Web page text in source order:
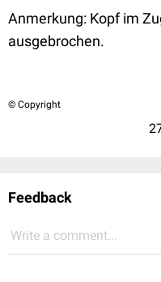
Anmerkung: Kopf im
ausgebrochen.
© Copyright
Feedback
Write a comment...